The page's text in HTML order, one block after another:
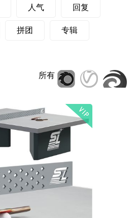
人气 回复
拼团 专辑
所有